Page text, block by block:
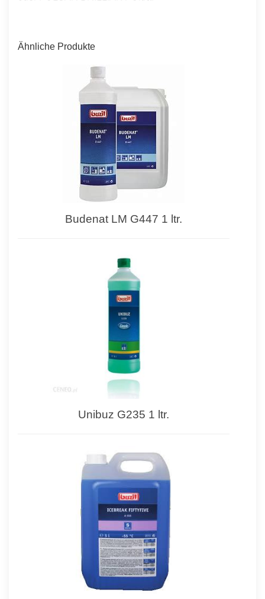
Ähnliche Produkte
Budenat LM G447 1 ltr.
Unibuz G235 1 ltr.